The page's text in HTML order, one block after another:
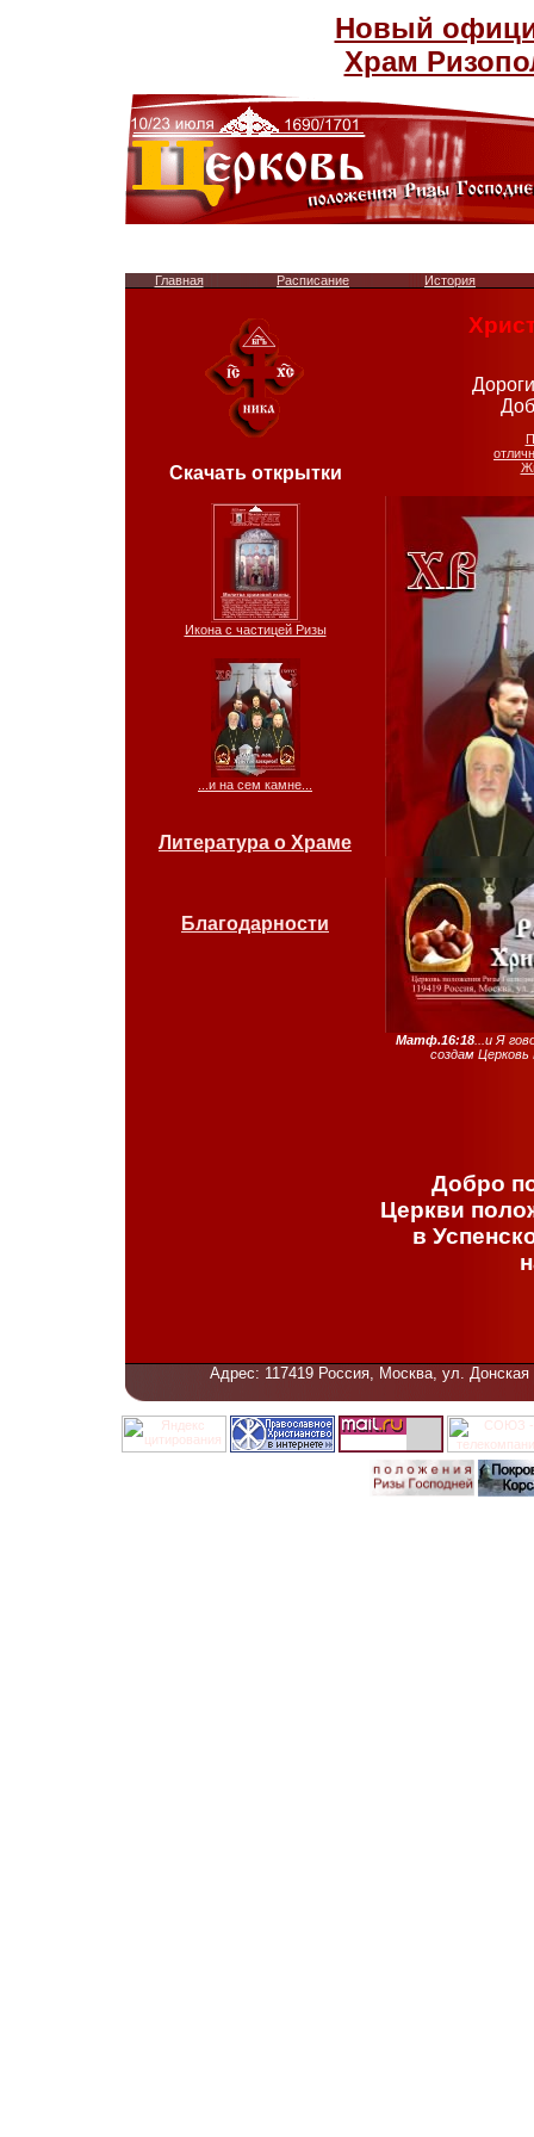
Новый
Храм
Главная Расписание История
Скачать открытки
Икона с частицей Ризы
...и на сем камне...
Литература о Храме
Благодарности
Матф.16:18 ...и Я
создам
Добро
Церкви
в
Адрес: 117419 Россия, Москва, ул.